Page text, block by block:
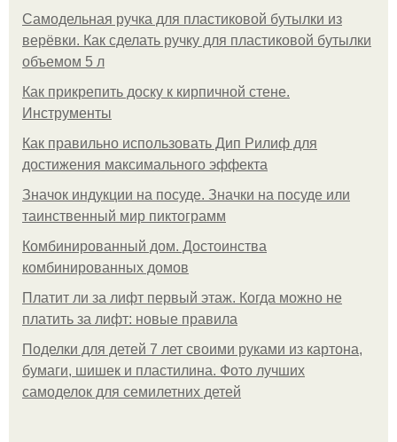
Самодельная ручка для пластиковой бутылки из
верёвки. Как сделать ручку для пластиковой бутылки
объемом 5 л
Как прикрепить доску к кирпичной стене.
Инструменты
Как правильно использовать Дип Рилиф для
достижения максимального эффекта
Значок индукции на посуде. Значки на посуде или
таинственный мир пиктограмм
Комбинированный дом. Достоинства
комбинированных домов
Платит ли за лифт первый этаж. Когда можно не
платить за лифт: новые правила
Поделки для детей 7 лет своими руками из картона,
бумаги, шишек и пластилина. Фото лучших
самоделок для семилетних детей